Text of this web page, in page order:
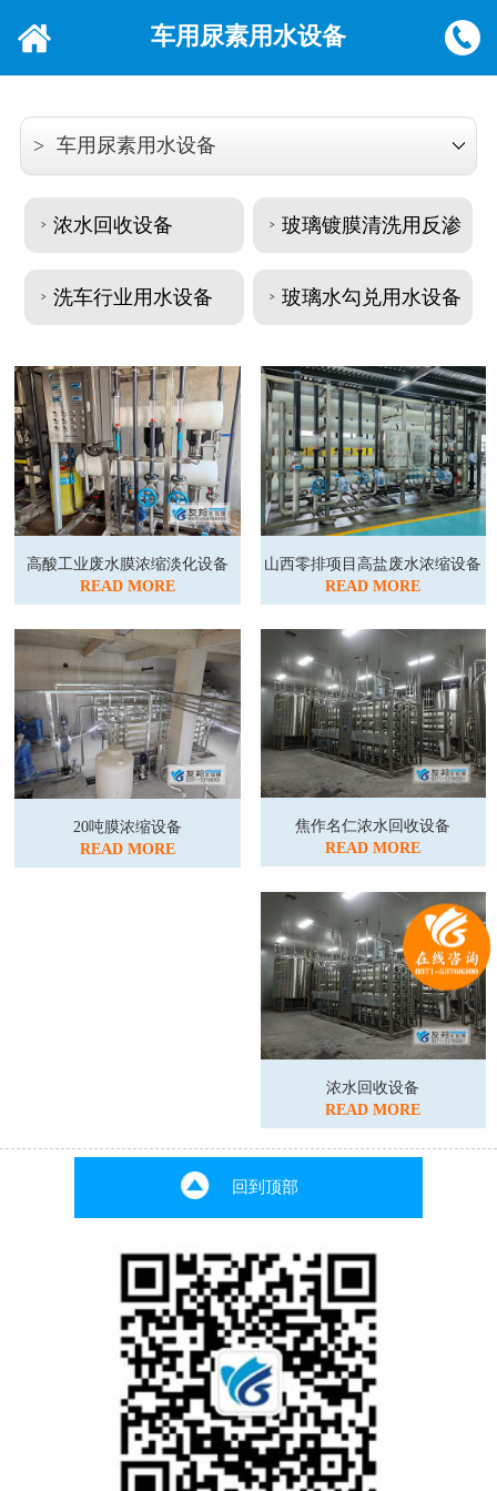
车用尿素用水设备
> 车用尿素用水设备
> 浓水回收设备 > 玻璃镀膜清洗用反渗
> 洗车行业用水设备 > 玻璃水勾兑用水设备
高酸工业废水膜浓缩淡化设备
READ MORE
山西零排项目高盐废水浓缩设备
READ MORE
20吨膜浓缩设备
READ MORE
焦作名仁浓水回收设备
READ MORE
浓水回收设备
READ MORE
回到顶部